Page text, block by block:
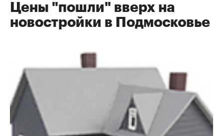
Цены "пошли" вверх на
новостройки в Подмосковье